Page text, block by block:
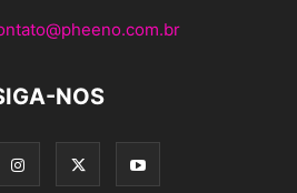
NOS